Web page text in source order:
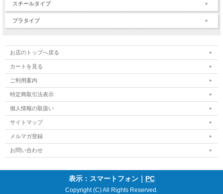
スチールタイプ
プラタイプ
お店のトップへ戻る
カートを見る
ご利用案内
特定商取引法表示
個人情報の取扱い
サイトマップ
メルマガ登録
お問い合わせ
表示：スマートフォン｜ PC
Copyright (C) All Rights Reserved.